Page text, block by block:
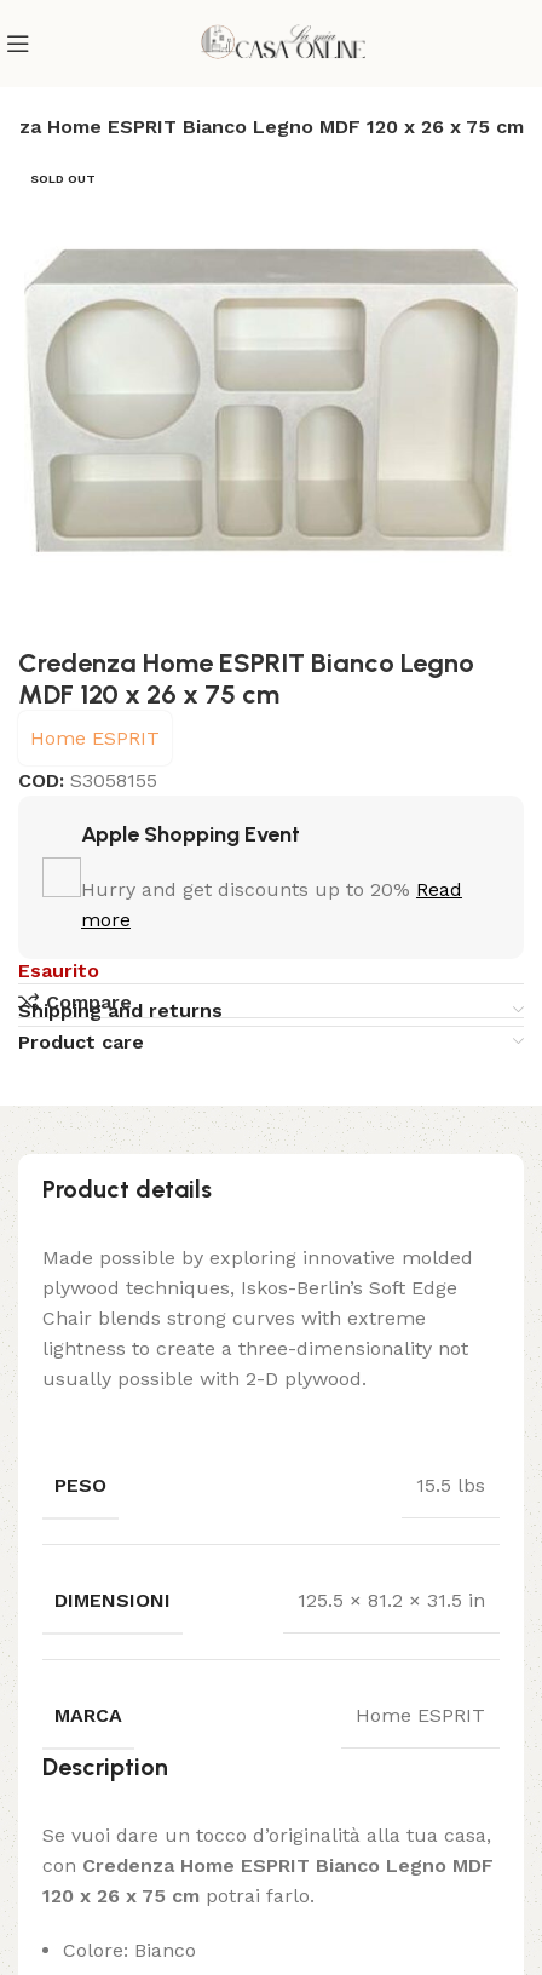
Home ESPRIT Bianco Legno MDF 120 x 26 x 75 cm
SOLD OUT
Credenza Home ESPRIT Bianco Legno
MDF 120 x 26 x 75 cm
Home ESPRIT
COD:S3058155
Apple Shopping Event
Hurry and get discounts up to 20% Read
more
Esaurito
Compare
Shipping and returns
Product care
Product details
Made possible by exploring innovative molded
plywood techniques, Iskos-Berlin’s Soft Edge
Chair blends strong curves with extreme
lightness to create a three-dimensionality not
usually possible with 2-D plywood.
PESO 15.5 lbs
DIMENSIONI 125.5 × 81.2 × 31.5 in
MARCA Home ESPRIT
Description
Se vuoi dare un tocco d’originalità alla tua casa,
con Credenza Home ESPRIT Bianco Legno MDF
120 x 26 x 75 cm potrai farlo.
Colore: Bianco